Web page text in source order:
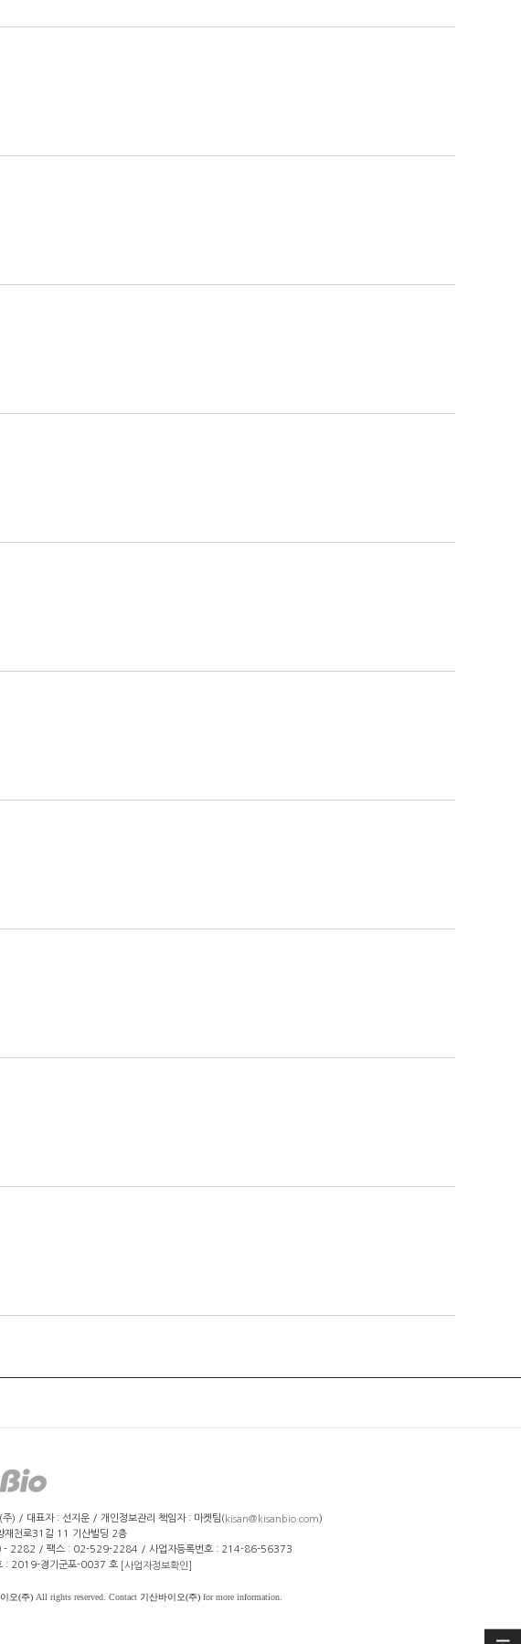
주) / 대표자 : 선지운 / 개인정보관리 책임자 : 마켓팀(kisan@kisanbio.com)
재천로31길 11 기산빌딩 2층
- 2282 / 팩스 : 02-529-2284 / 사업자등록번호 : 214-86-56373
: 2019-경기군포-0037 호
[사업자정보확인]
오(주) All rights reserved. Contact 기산바이오(주) for more information.